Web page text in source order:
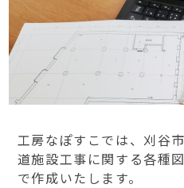
工房なぽすこでは、刈谷
道施設工事に関する各種
で作成いたします。